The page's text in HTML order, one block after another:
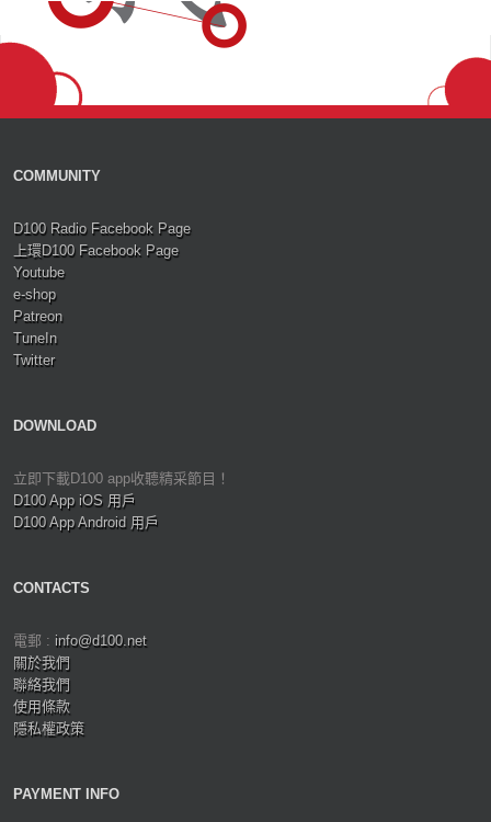
COMMUNITY
D100 Radio Facebook Page
上環D100 Facebook Page
Youtube
e-shop
Patreon
TuneIn
Twitter
DOWNLOAD
立即下載D100 app收聽精采節目！
D100 App iOS 用戶
D100 App Android 用戶
CONTACTS
電郵 : info@d100.net
關於我們
聯絡我們
使用條款
隱私權政策
PAYMENT INFO